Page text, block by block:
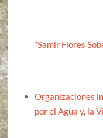
“Samir Flores
Organizaciones
por el Agua y, la